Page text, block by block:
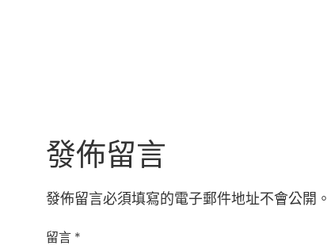
發佈留言
發佈留言必須填寫的電子郵件地址不會公開。
留言 *